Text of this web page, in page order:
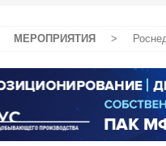
МЕРОПРИЯТИЯ >